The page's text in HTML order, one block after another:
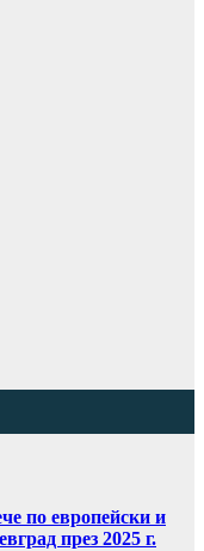
по европейски и
през 2025 г.